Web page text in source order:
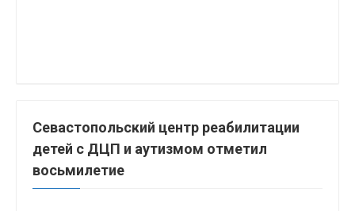
Севастопольский центр реабилитации
детей с ДЦП и аутизмом отметил
восьмилетие